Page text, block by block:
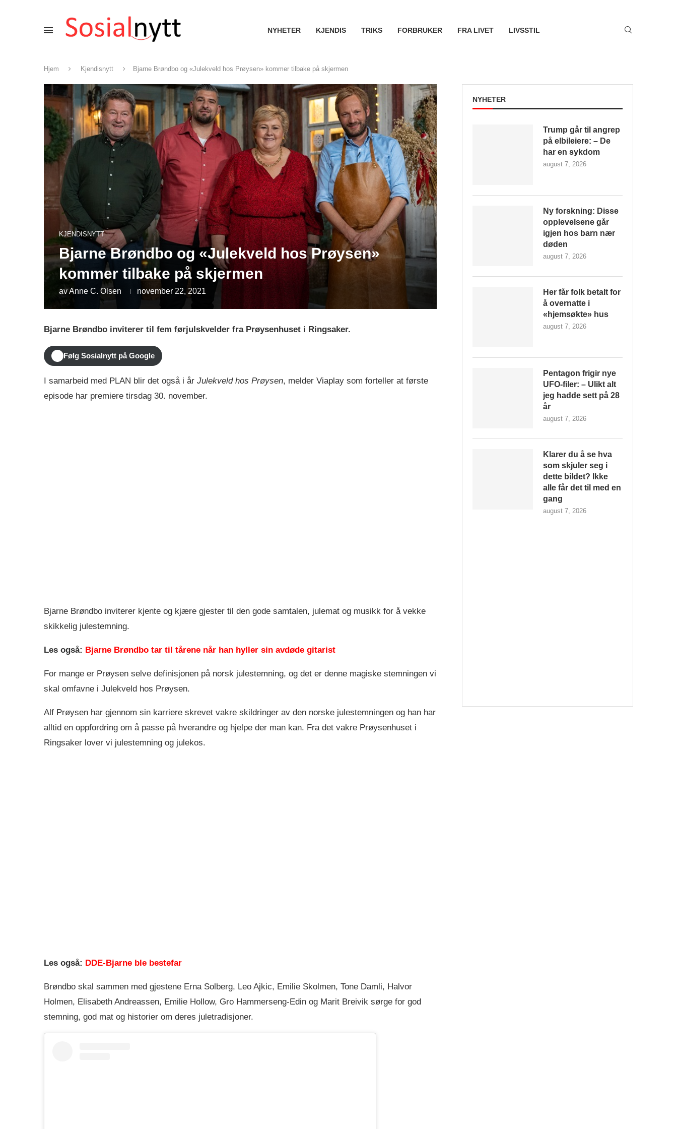
NYHETER KJENDIS TRIKS FORBRUKER FRA LIVET LIVSSTIL
Hjem Kjendisnytt Bjarne Brøndbo og «Julekveld hos Prøysen» kommer tilbake på skjermen
KJENDISNYTT
Bjarne Brøndbo og «Julekveld hos Prøysen»
kommer tilbake på skjermen
avAnne C. Olsen november 22, 2021
Bjarne Brøndbo inviterer til fem førjulskvelder fra Prøysenhuset i Ringsaker.
Følg Sosialnytt på Google
I samarbeid med PLAN blir det også i år Julekveld hos Prøysen, melder Viaplay som forteller at første
episode har premiere tirsdag 30. november.
Bjarne Brøndbo inviterer kjente og kjære gjester til den gode samtalen, julemat og musikk for å vekke
skikkelig julestemning.
Les også: Bjarne Brøndbo tar til tårene når han hyller sin avdøde gitarist
For mange er Prøysen selve definisjonen på norsk julestemning, og det er denne magiske stemningen vi
skal omfavne i Julekveld hos Prøysen.
Alf Prøysen har gjennom sin karriere skrevet vakre skildringer av den norske julestemningen og han har
alltid en oppfordring om å passe på hverandre og hjelpe der man kan. Fra det vakre Prøysenhuset i
Ringsaker lover vi julestemning og julekos.
Les også: DDE-Bjarne ble bestefar
Brøndbo skal sammen med gjestene Erna Solberg, Leo Ajkic, Emilie Skolmen, Tone Damli, Halvor
Holmen, Elisabeth Andreassen, Emilie Hollow, Gro Hammerseng-Edin og Marit Breivik sørge for god
stemning, god mat og historier om deres juletradisjoner.
NYHETER
Trump går til angrep
på elbileiere: – De
har en sykdom
august 7, 2026
Ny forskning: Disse
opplevelsene går
igjen hos barn nær
døden
august 7, 2026
Her får folk betalt for
å overnatte i
«hjemsøkte» hus
august 7, 2026
Pentagon frigir nye
UFO-filer: – Ulikt alt
jeg hadde sett på 28
år
august 7, 2026
Klarer du å se hva
som skjuler seg i
dette bildet? Ikke
alle får det til med en
gang
august 7, 2026